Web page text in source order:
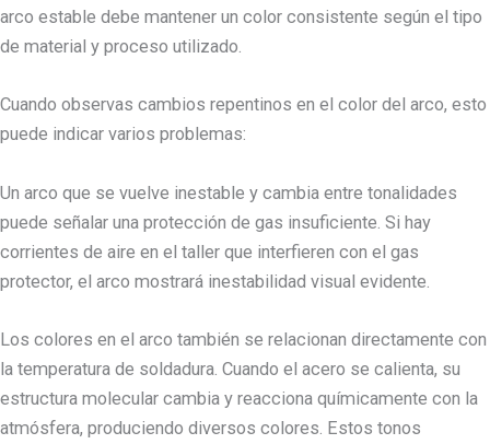
arco estable debe mantener un color consistente según el tipo
de material y proceso utilizado.
Cuando observas cambios repentinos en el color del arco, esto
puede indicar varios problemas:
Un arco que se vuelve inestable y cambia entre tonalidades
puede señalar una protección de gas insuficiente. Si hay
corrientes de aire en el taller que interfieren con el gas
protector, el arco mostrará inestabilidad visual evidente.
Los colores en el arco también se relacionan directamente con
la temperatura de soldadura. Cuando el acero se calienta, su
estructura molecular cambia y reacciona químicamente con la
atmósfera, produciendo diversos colores. Estos tonos